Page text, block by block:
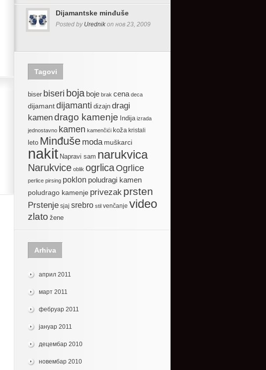
Dijamantske minđuše
Posted by Urednik on нов 23, 2009
Tagovi
biser biseri boja boje brak cena deca
dijamantdijamanti dizajn dragi
kamendrago kamenje Indija izrada
jednostavno kamen kamenčići koža kristali
leto Minđuše moda muškarci
nakit Napravi sam narukvica
Narukvice oblik ogrlicaOgrlice
perlice pirsing poklon poludragi kamen
poludrago kamenje privezak prsten
Prstenje sjaj srebro stil venčanje video
zlato žene
Arhiva
април 2011
март 2011
фебруар 2011
јануар 2011
децембар 2010
новембар 2010